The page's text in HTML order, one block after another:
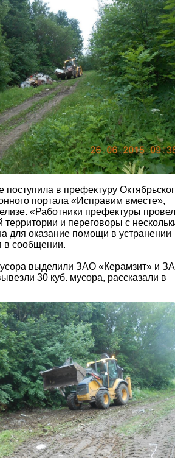
в префектуру
портала «Исправим вместе»,
«Работники префектуры
и переговоры с
для оказание помощи в устранении
в сообщении.
выделили ЗАО «Керамзит» и
30 куб. мусора, рассказали в